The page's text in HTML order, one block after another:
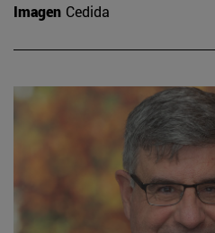
Imagen Cedida